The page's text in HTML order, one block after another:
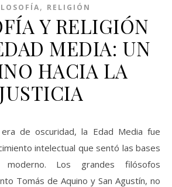
, RELIGIÓN
Y RELIGIÓN
MEDIA: UN
HACIA LA
JUSTICIA
intelectual que sentó las bases
moderno. Los grandes filósofos
Tomás de Aquino y San Agustín, no